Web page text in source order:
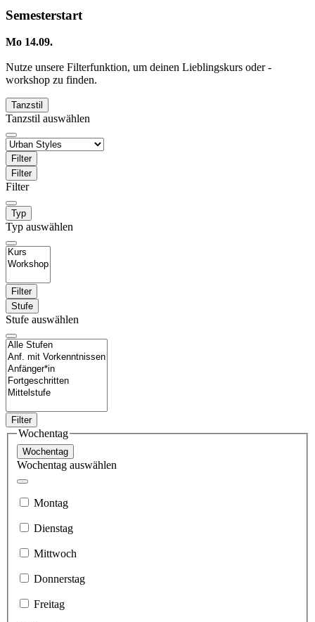
Semesterstart
Mo 14.09.
Nutze unsere Filterfunktion, um deinen Lieblingskurs oder -
workshop zu finden.
Tanzstil
Tanzstil auswählen
Filter
Filter
Filter
Typ
Typ auswählen
Filter
Stufe
Stufe auswählen
Filter
Wochentag
Wochentag
Wochentag auswählen
Montag
Dienstag
Mittwoch
Donnerstag
Freitag